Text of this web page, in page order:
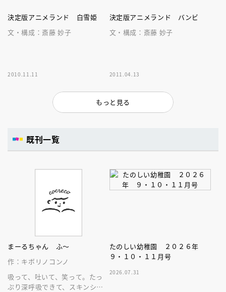
決定版アニメランド 白雪姫
文・構成：斎藤 妙子
2010.11.11
決定版アニメランド バンビ
文・構成：斎藤 妙子
2011.04.13
もっと見る
既刊一覧
まーるちゃん ふ～
作：キボリノコンノ
吸って、吐いて、笑って。たっ
ぷり深呼吸できて、スキンシッ
たのしい幼稚園 ２０２６年
９・１０・１１月号
2026.07.31